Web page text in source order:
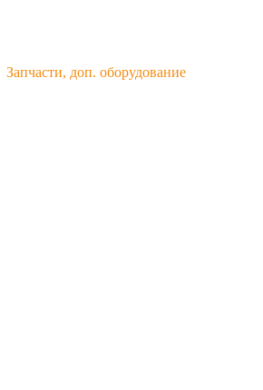
Запчасти, доп. оборудование